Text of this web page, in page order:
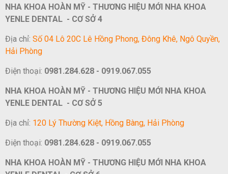
NHA KHOA HOÀN MỸ - THƯƠNG HIỆU MỚI NHA KHOA
YENLE DENTAL - CƠ SỞ 4
Địa chỉ: Số 04 Lô 20C Lê Hồng Phong, Đông Khê, Ngô Quyền,
Hải Phòng
Điện thoại: 0981.284.628 - 0919.067.055
NHA KHOA HOÀN MỸ - THƯƠNG HIỆU MỚI NHA KHOA
YENLE DENTAL - CƠ SỞ 5
Địa chỉ: 120 Lý Thường Kiệt, Hồng Bàng, Hải Phòng
Điện thoại: 0981.284.628 - 0919.067.055
NHA KHOA HOÀN MỸ - THƯƠNG HIỆU MỚI NHA KHOA